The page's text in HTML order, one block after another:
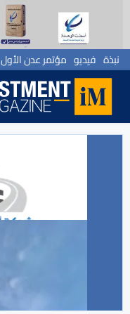
نبذة فيديو مؤتمر عدن الأول